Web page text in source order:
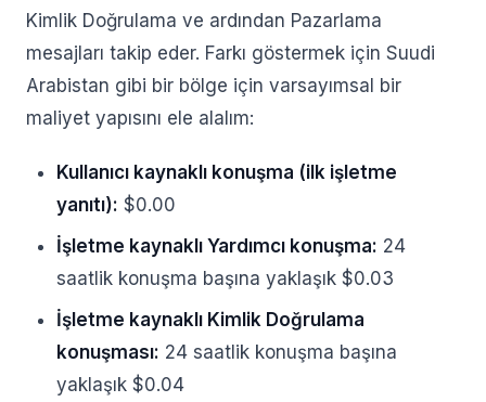
Kimlik Doğrulama ve ardından Pazarlama
mesajları takip eder. Farkı göstermek için Suudi
Arabistan gibi bir bölge için varsayımsal bir
maliyet yapısını ele alalım:
Kullanıcı kaynaklı konuşma (ilk işletme
yanıtı): $0.00
İşletme kaynaklı Yardımcı konuşma: 24
saatlik konuşma başına yaklaşık $0.03
İşletme kaynaklı Kimlik Doğrulama
konuşması: 24 saatlik konuşma başına
yaklaşık $0.04